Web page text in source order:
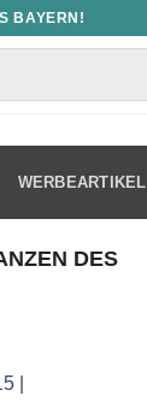
BAYERN!
WERBEARTIKEL
DES